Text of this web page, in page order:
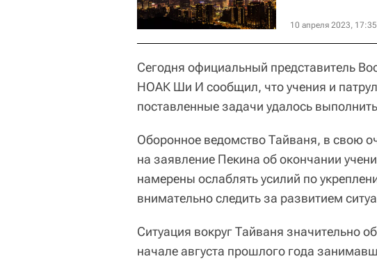
10 апреля 2023, 17:35
Сегодня официальный представитель
НОАК Ши И сообщил, что учения и
поставленные задачи удалось
Оборонное ведомство Тайваня, в свою
на заявление Пекина об окончании
намерены ослаблять усилий по
внимательно следить за развитием
Ситуация вокруг Тайваня значительно
начале августа прошлого года